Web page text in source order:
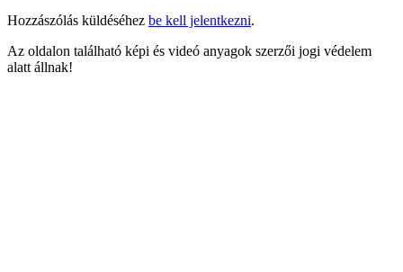
Hozzászólás küldéséhez be kell jelentkezni.
Az oldalon található képi és videó anyagok szerzői jogi védelem
alatt állnak!